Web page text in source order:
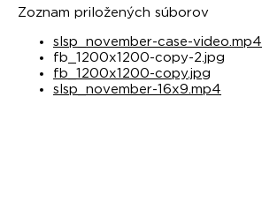
Zoznam priložených súborov
slsp_november-case-video.mp4
fb_1200x1200-copy-2.jpg
fb_1200x1200-copy.jpg
slsp_november-16x9.mp4